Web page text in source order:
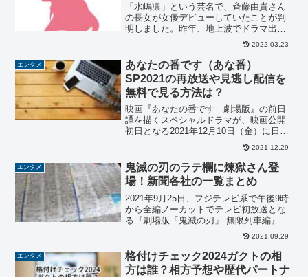
「水嶋凛」という芸名で、斉藤由貴さん
の長女が女優デビューしていたことが判
明しました。昨年、地上波でドラマ出演
していたそうで、女優としての活動をス
タートさせています。そこで今回は、
「水嶋凛の父親は？出身高校や大学など
wiki風プロフィールを紹...
2022.03.23
エンタメ
あなたの番です（あな番）
SP2021の再放送や見逃し配信を
無料で見る方法は？
映画『あなたの番です 劇場版』の前日
譚を描くスペシャルドラマが、映画公開
初日となる2021年12月10日（金）に日本
テレビ系の金曜ロードショーで放送され
ることが決定！それに先駆けて、ドラマ
「あなたの番です」、通称「あな番」の
再放送が一部の地...
2021.12.29
エンタメ
鬼滅の刃のラテ欄に煉獄さん登
場！新聞各社の一覧まとめ
2021年9月25日、フジテレビ系で午後9時
から全編ノーカットでテレビ初放送とな
る『劇場版「鬼滅の刃」 無限列車編』に
注目が集まっていますが、朝日新聞のテ
レビ欄（ラテ欄）に「煉獄杏寿郎」が登
場しました。そのほかにも新聞数社のテ
レビ欄がちょっ...
2021.09.29
エンタメ
格付けチェック2024ガクトの相
方は誰？相方予想や歴代パートナ